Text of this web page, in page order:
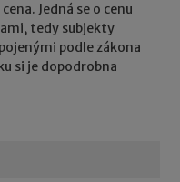
Jedná se o cenu
tedy subjekty
podle zákona
si je dopodrobna